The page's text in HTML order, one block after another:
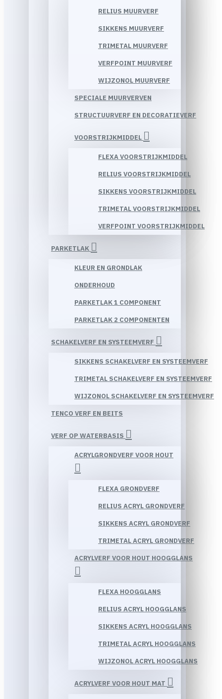
RELIUS MUURVERF
SIKKENS MUURVERF
TRIMETAL MUURVERF
VERFPOINT MUURVERF
WIJZONOL MUURVERF
SPECIALE MUURVERVEN
STRUCTUURVERF EN DECORATIEVERF
VOORSTRIJKMIDDEL
FLEXA VOORSTRIJKMIDDEL
RELIUS VOORSTRIJKMIDDEL
SIKKENS VOORSTRIJKMIDDEL
TRIMETAL VOORSTRIJKMIDDEL
VERFPOINT VOORSTRIJKMIDDEL
PARKETLAK
KLEUR EN GRONDLAK
ONDERHOUD
PARKETLAK 1 COMPONENT
PARKETLAK 2 COMPONENTEN
SCHAKELVERF EN SYSTEEMVERF
SIKKENS SCHAKELVERF EN SYSTEEMVERF
TRIMETAL SCHAKELVERF EN SYSTEEMVERF
WIJZONOL SCHAKELVERF EN SYSTEEMVERF
TENCO VERF EN BEITS
VERF OP WATERBASIS
ACRYLGRONDVERF VOOR HOUT
FLEXA GRONDVERF
RELIUS ACRYL GRONDVERF
SIKKENS ACRYL GRONDVERF
TRIMETAL ACRYL GRONDVERF
ACRYLVERF VOOR HOUT HOOGGLANS
FLEXA HOOGGLANS
RELIUS ACRYL HOOGGLANS
SIKKENS ACRYL HOOGGLANS
TRIMETAL ACRYL HOOGGLANS
WIJZONOL ACRYL HOOGGLANS
ACRYLVERF VOOR HOUT MAT